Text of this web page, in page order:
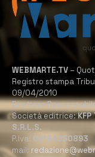
WEBMARTE.TV –
Registro stampa
09/04/2010
Direttore
Società editrice:KFP
S.R.L.S.
P.Iva: 02184950893
mail: